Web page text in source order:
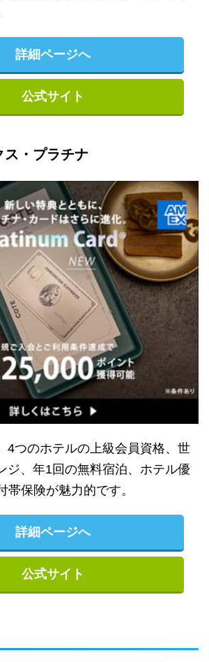
詳細ページへ
公式サイト
ス・プラチナ
4つのホテルの上級会員資格、世
ジ、年1回の無料宿泊、ホテル優
帯保険が魅力的です。
詳細ページへ
公式サイト